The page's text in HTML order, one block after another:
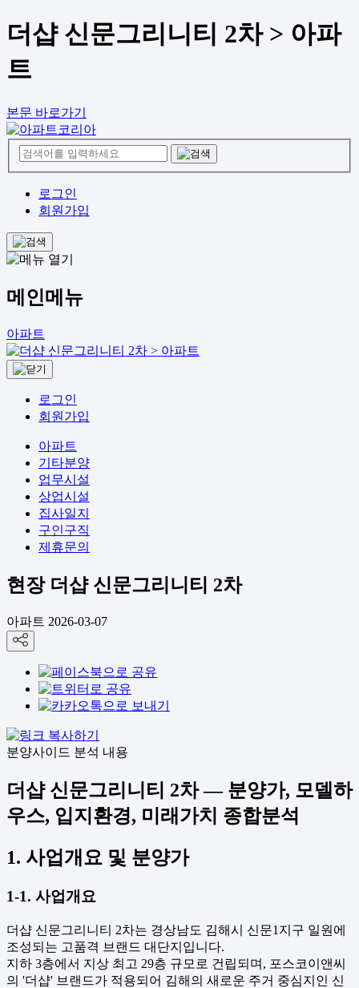
더샵 신문그리니티 2차 > 아파
트
본문 바로가기
로그인
회원가입
메인메뉴
아파트
로그인
회원가입
아파트
기타분양
업무시설
상업시설
집사일지
구인구직
제휴문의
현장 더샵 신문그리니티 2차
아파트 2026-03-07
분양사이드 분석 내용
더샵 신문그리니티 2차 — 분양가, 모델하
우스, 입지환경, 미래가치 종합분석
1. 사업개요 및 분양가
1-1. 사업개요
더샵 신문그리니티 2차는 경상남도 김해시 신문1지구 일원에
조성되는 고품격 브랜드 대단지입니다.
지하 3층에서 지상 최고 29층 규모로 건립되며, 포스코이앤씨
의 '더샵' 브랜드가 적용되어 김해의 새로운 주거 중심지인 신